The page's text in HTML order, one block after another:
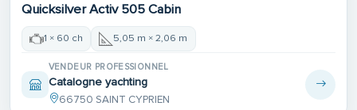
Quicksilver Activ 505 Cabin
1 × 60 ch 5,05 m × 2,06 m
VENDEUR PROFESSIONNEL
Catalogne yachting
66750 SAINT CYPRIEN